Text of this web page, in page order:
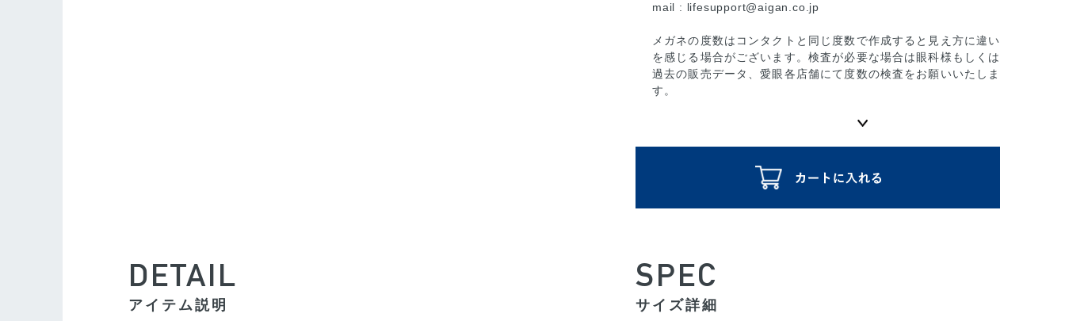
mail : lifesupport@aigan.co.jp
メガネの度数はコンタクトと同じ度数で作成すると見え方に違い
を感じる場合がございます。検査が必要な場合は眼科様もしくは
過去の販売データ、愛眼各店舗にて度数の検査をお願いいたしま
す。
DETAIL
アイテム説明
SPEC
サイズ詳細